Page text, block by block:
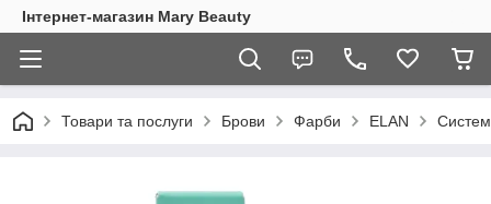
Інтернет-магазин Mary Beauty
Товари та послуги Брови Фарби ELAN